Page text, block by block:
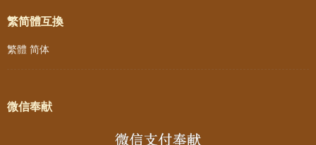
繁简體互換
繁體 简体
微信奉献